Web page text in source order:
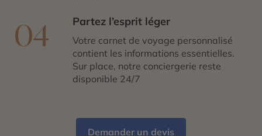
04 Partez l’esprit léger
Votre carnet de voyage personnalisé
contient les informations essentielles.
Sur place, notre conciergerie reste
disponible 24/7
Demander un devis